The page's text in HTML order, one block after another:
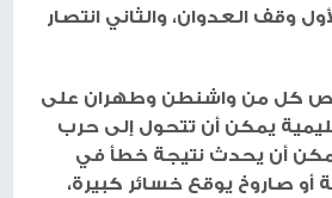
وقف العدوان، والثاني انتصار
كل من واشنطن وطهران على
يمكن أن تتحول إلى حرب
يمكن أن يحدث نتيجة خطأ في
أو صاروخ يوقع خسائر كبيرة،